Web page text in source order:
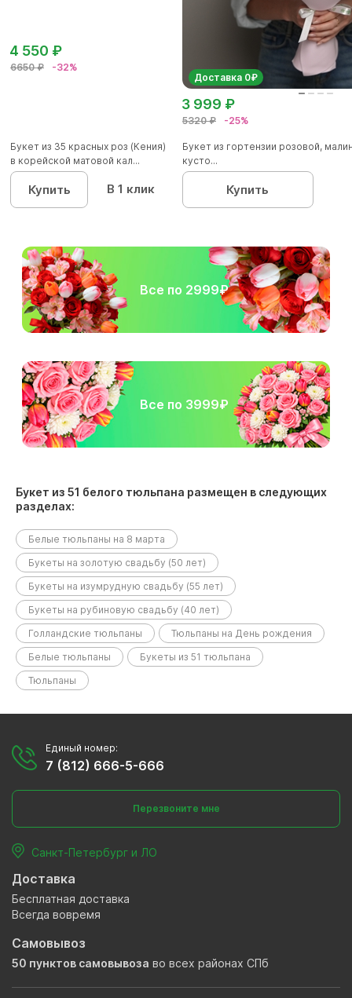
6650 ₽ -32%
4 550 ₽
Букет из 35 красных роз (Кения)
в корейской матовой кал...
Купить В 1 клик
Доставка 0₽
5320 ₽ -25%
3 999 ₽
Букет из гортензии розовой,
кусто...
Купить
Все по 2999₽
Все по 3999₽
Букет из 51 белого тюльпана размещен в следующих
разделах:
Белые тюльпаны на 8 марта
Букеты на золотую свадьбу (50 лет)
Букеты на изумрудную свадьбу (55 лет)
Букеты на рубиновую свадьбу (40 лет)
Голландские тюльпаны
Тюльпаны на День рождения
Белые тюльпаны
Букеты из 51 тюльпана
Тюльпаны
Единый номер:
7 (812) 666-5-666
Перезвоните мне
Санкт-Петербург и ЛО
Доставка
Бесплатная доставка
Всегда вовремя
Самовывоз
50 пунктов самовывоза во всех районах СПб